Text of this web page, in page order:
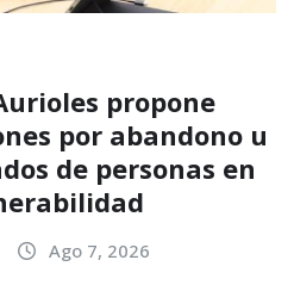
propone
por abandono u
de personas en
Ago 7, 2026